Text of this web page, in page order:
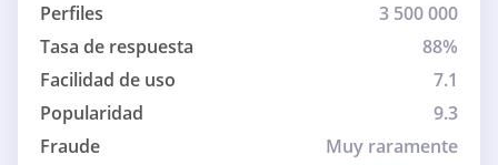
Perfiles
3 500 000
Tasa de respuesta
88%
Facilidad de uso
7.1
Popularidad
9.3
Fraude
Muy raramente